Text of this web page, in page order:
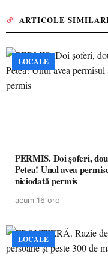
ARTICOLE
LOCALE
PERMIS. Doi șoferi,
Petea! Unul avea
niciodată permis
acum 16 ore
LOCALE